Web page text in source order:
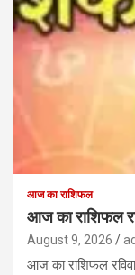
आज का राशिफल
आज का राशिफल
August 9, 2026
आज का राशिफल